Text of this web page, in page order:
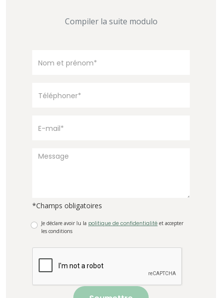
Compiler la suite modulo
*Champs obligatoires
Je déclare avoir lu la politique de confidentialité et accepter
les conditions